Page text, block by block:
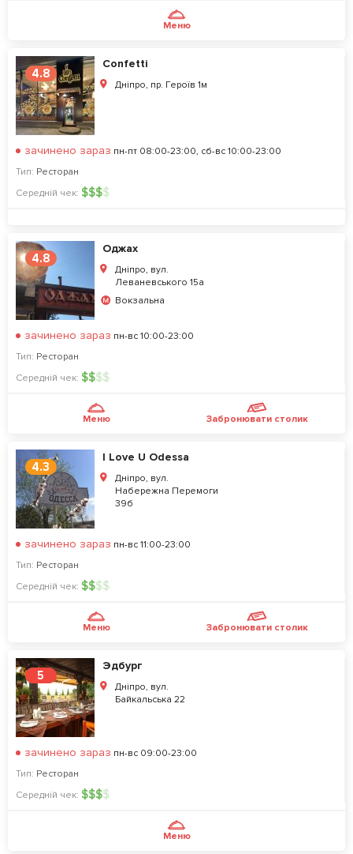
Меню
4.8
Confetti
Дніпро, пр. Героїв 1м
зачинено зараз пн-пт 08:00-23:00, сб-вс 10:00-23:00
Тип: Ресторан
Середній чек: $$$$
4.8
Оджах
Дніпро, вул.
Леваневського 15а
Вокзальна
зачинено зараз пн-вс 10:00-23:00
Тип: Ресторан
Середній чек: $$$$
Меню Забронювати столик
4.3
I Love U Odessa
Дніпро, вул.
Набережна Перемоги
39б
зачинено зараз пн-вс 11:00-23:00
Тип: Ресторан
Середній чек: $$$$
Меню Забронювати столик
5
Эдбург
Дніпро, вул.
Байкальська 22
зачинено зараз пн-вс 09:00-23:00
Тип: Ресторан
Середній чек: $$$$
Меню